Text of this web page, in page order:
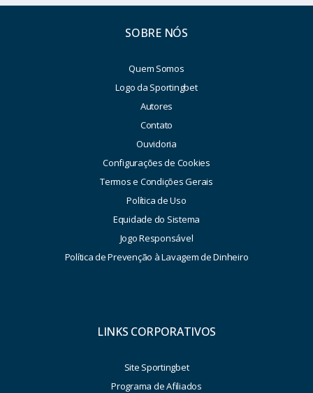
SOBRE NÓS
Quem Somos
Logo da Sportingbet
Autores
Contato
Ouvidoria
Configurações de Cookies
Termos e Condições Gerais
Política de Uso
Equidade do Sistema
Jogo Responsável
Política de Prevenção à Lavagem de Dinheiro
LINKS CORPORATIVOS
Site Sportingbet
Programa de Afiliados